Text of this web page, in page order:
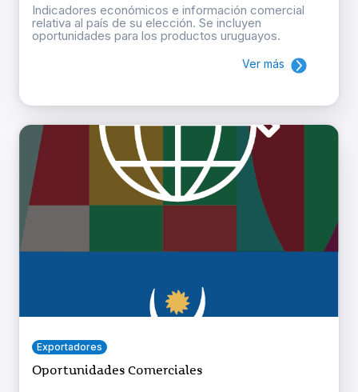
Indicadores económicos e información comercial
relativa al país de su elección. Se incluyen
oportunidades para los productos uruguayos.
Ver más
Exportadores
Oportunidades Comerciales